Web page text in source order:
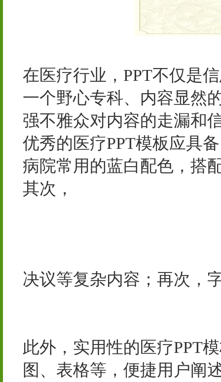
在医疗行业，PPT不仅是
一个野心专科、内容显然
强不雅众对内容的走漏和
优秀的医疗PPT模板应具
病院常用的蓝白配色，搭
其次，
决议等复杂内容；再次，
此外，实用性的医疗PPT
图、表格等，便捷用户阐